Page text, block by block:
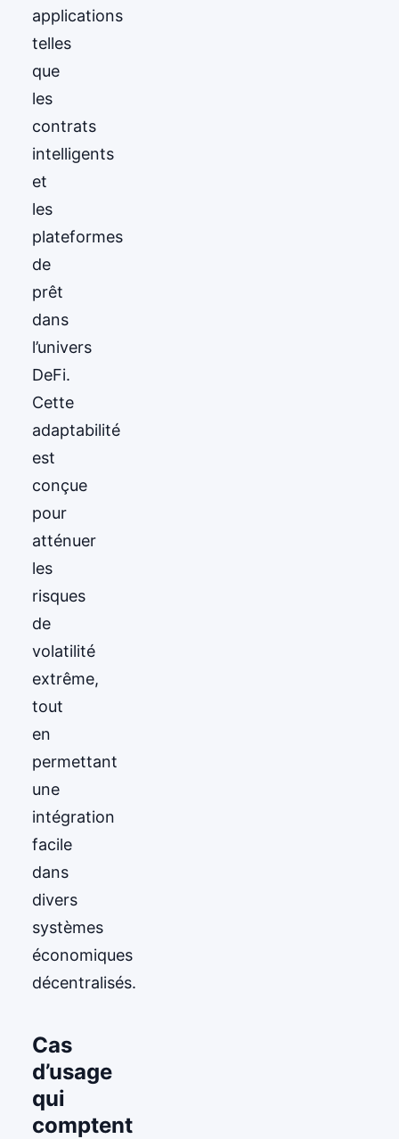
applications
telles
que
les
contrats
intelligents
et
les
plateformes
de
prêt
dans
l’univers
DeFi.
Cette
adaptabilité
est
conçue
pour
atténuer
les
risques
de
volatilité
extrême,
tout
en
permettant
une
intégration
facile
dans
divers
systèmes
économiques
décentralisés.
Cas
d’usage
qui
comptent